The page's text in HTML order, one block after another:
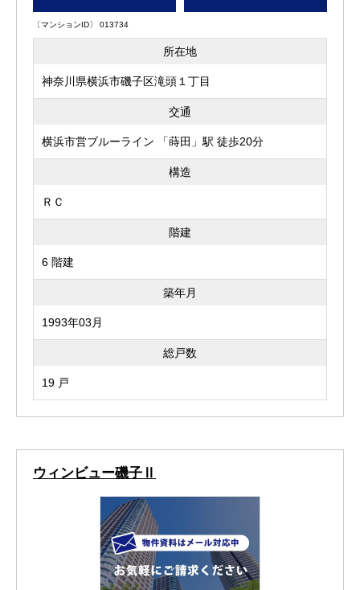
〔マンションID〕 013734
所在地
神奈川県横浜市磯子区滝頭１丁目
交通
横浜市営ブルーライン 「蒔田」駅 徒歩20分
構造
ＲＣ
階建
6 階建
築年月
1993年03月
総戸数
19 戸
ウィンビュー磯子Ⅱ